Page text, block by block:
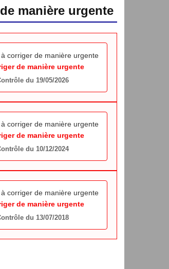
manière urgente
de manière urgente
du 19/05/2026
de manière urgente
du 10/12/2024
de manière urgente
du 13/07/2018